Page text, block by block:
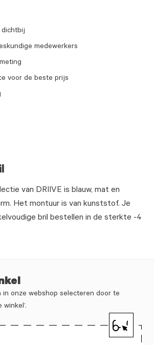
van DRIIVE is blauw, mat en
Het montuur is van kunststof. Je
bril bestellen in de sterkte -4
dichtbij
medewerkers
voor de beste prijs
onze webshop selecteren door te
winkel’.